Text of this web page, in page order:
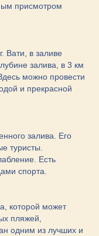
присмотром
Вати, в заливе
залива, в 3 км
можно провести
и прекрасной
залива. Его
туристы.
Есть
спорта.
которой может
пляжей,
одним из лучших и